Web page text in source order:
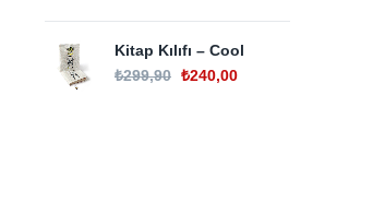
Kitap Kılıfı – Cool
₺299,90 ₺240,00